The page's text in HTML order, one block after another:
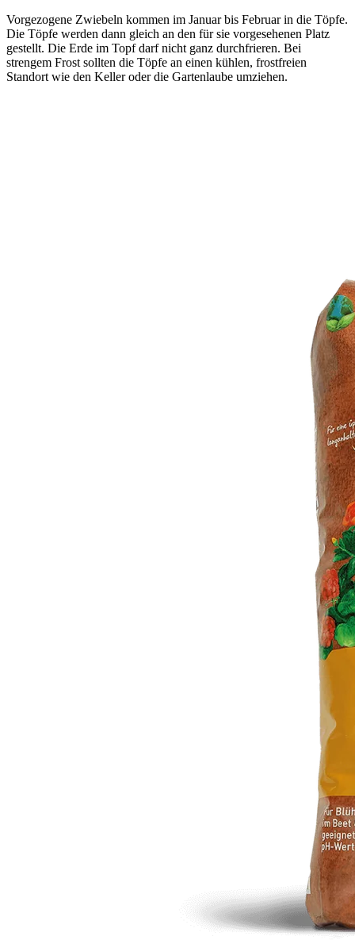
Vorgezogene Zwiebeln kommen im Januar bis Februar in die Töpfe.
Die Töpfe werden dann gleich an den für sie vorgesehenen Platz
gestellt. Die Erde im Topf darf nicht ganz durchfrieren. Bei
strengem Frost sollten die Töpfe an einen kühlen, frostfreien
Standort wie den Keller oder die Gartenlaube umziehen.